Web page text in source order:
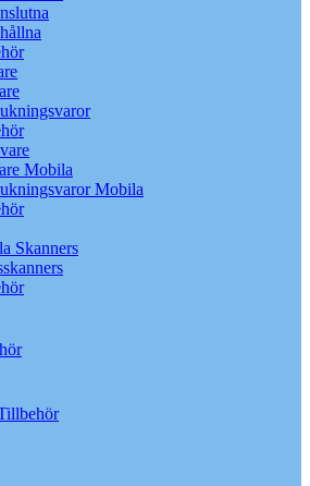
Mobila
Mobila
Skanners